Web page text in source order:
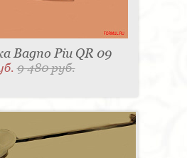
Bagno Piu QR 09
9 480 руб.